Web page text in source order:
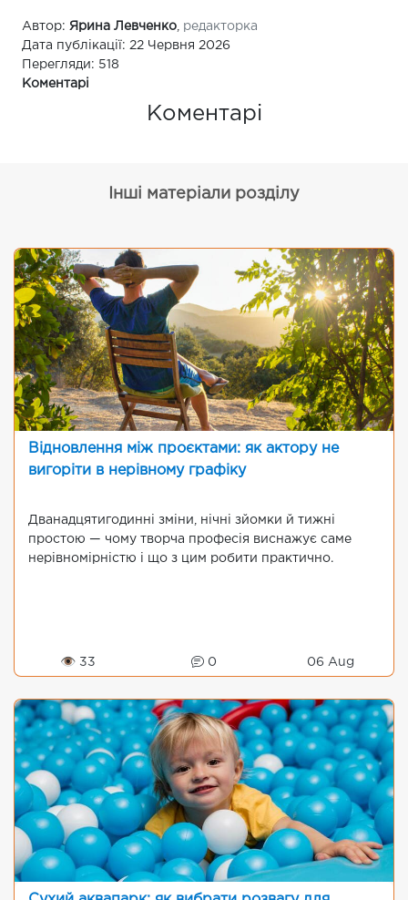
Автор: Ярина Левченко
редакторка
Дата публікації: 22 Червня 2026
Перегляди: 518
Коментарі
Коментарі
Інші матеріали розділу
Відновлення між проєктами: як актору не
вигоріти в нерівному графіку
Дванадцятигодинні зміни, нічні зйомки й тижні
простою — чому творча професія виснажує саме
нерівномірністю і що з цим робити практично.
👁 33 0 06 Aug